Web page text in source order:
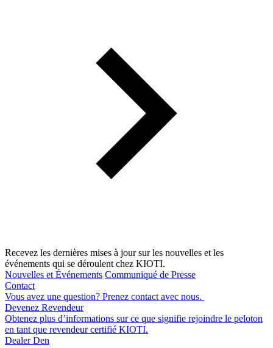
Recevez les dernières mises à jour sur les nouvelles et les
événements qui se déroulent chez KIOTI.
Nouvelles et Événements Communiqué de Presse
Contact
Vous avez une question? Prenez contact avec nous.
Devenez Revendeur
Obtenez plus d’informations sur ce que signifie rejoindre le peloton
en tant que revendeur certifié KIOTI.
Dealer Den